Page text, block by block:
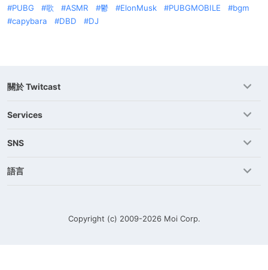
PUBG
歌 ASMR 鬱 ElonMusk PUBGMOBILE
bgm
capybara
DBD DJ
關於 Twitcast
Services
SNS
語言
Copyright (c) 2009-2026 Moi Corp.